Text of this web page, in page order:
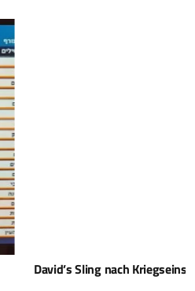
umfassend modernisiert